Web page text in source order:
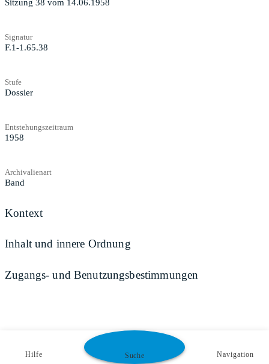
Sitzung 38 vom 14.06.1958
Signatur
F.1-1.65.38
Stufe
Dossier
Entstehungszeitraum
1958
Archivalienart
Band
Kontext
Inhalt und innere Ordnung
Zugangs- und Benutzungsbestimmungen
Hilfe Suche Navigation